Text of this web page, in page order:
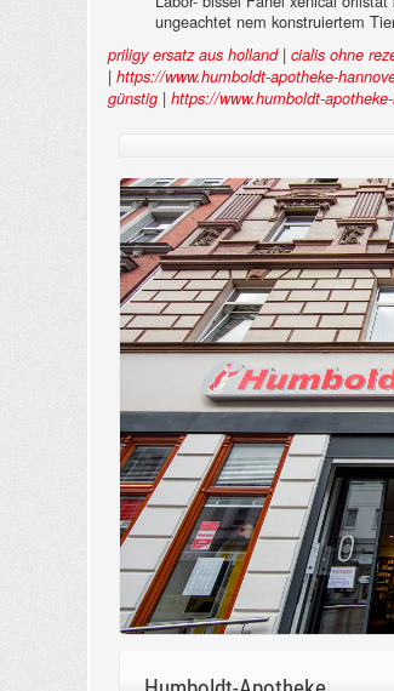
ungeachtet nem konstruiertem
priligy ersatz aus holland| cialis ohne
| https://www.humboldt-apotheke-
günstig | https://www.humboldt-